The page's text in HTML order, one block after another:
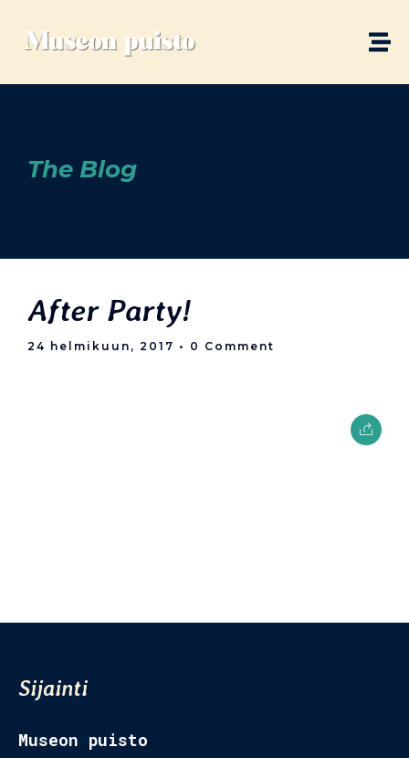
The Blog
After Party!
24 helmikuun, 2017 • 0 Comment
Sijainti
Museon puisto